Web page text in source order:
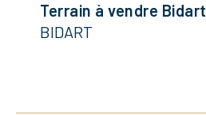
Terrain à vendre Bidart
BIDART